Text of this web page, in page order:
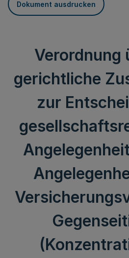
Dokument ausdrucken
Verordnung
gerichtliche
zur